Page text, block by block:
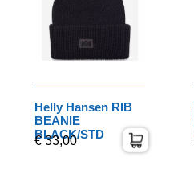
Helly Hansen RIB
BEANIE
BLACK/STD
€ 33,00